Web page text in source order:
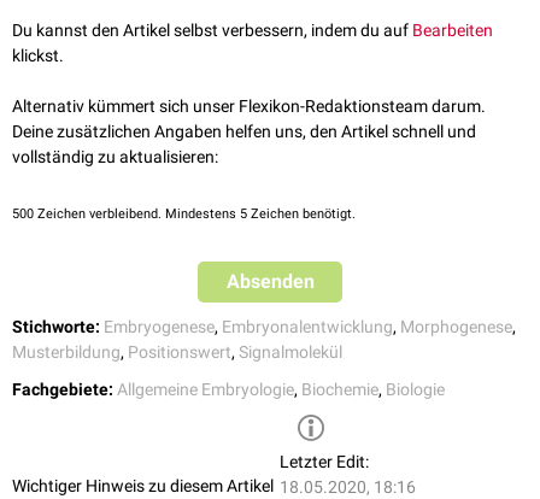
vermittelt.
TGF-β
BMP
FGF
Du kannst den Artikel selbst verbessern, indem du auf Bearbeiten
klickst.
Alternativ kümmert sich unser Flexikon-Redaktionsteam darum.
Deine zusätzlichen Angaben helfen uns, den Artikel schnell und
vollständig zu aktualisieren:
500 Zeichen verbleibend. Mindestens 5 Zeichen benötigt.
Absenden
Stichworte: Embryogenese, Embryonalentwicklung, Morphogenese,
Musterbildung, Positionswert, Signalmolekül
Fachgebiete: Allgemeine Embryologie, Biochemie, Biologie
Wichtiger Hinweis zu diesem Artikel
Letzter Edit:
18.05.2020, 18:16